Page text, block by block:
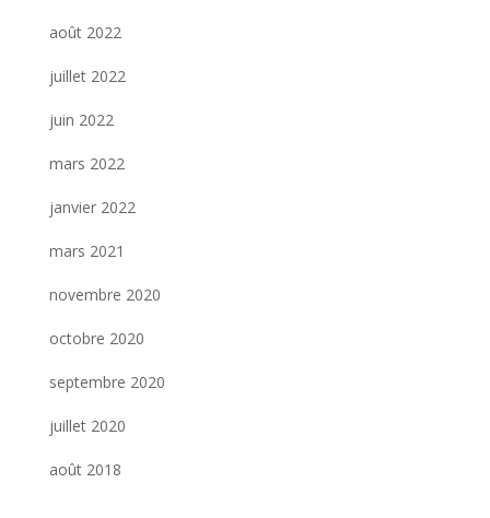
août 2022
juillet 2022
juin 2022
mars 2022
janvier 2022
mars 2021
novembre 2020
octobre 2020
septembre 2020
juillet 2020
août 2018